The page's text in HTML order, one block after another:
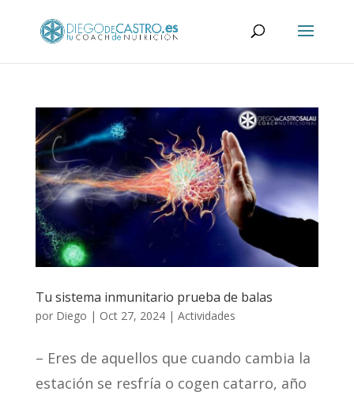
Tu sistema inmunitario prueba de balas
por Diego | Oct 27, 2024| Actividades
– Eres de aquellos que cuando cambia la
estación se resfría o cogen catarro, año